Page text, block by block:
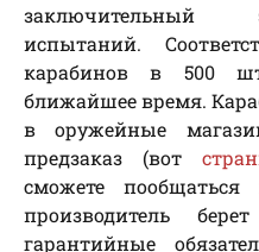
заключительный
испытаний.
карабинов в 500
ближайшее время.
в оружейные
предзаказ (вот
сможете пообщаться
производитель
гарантийные